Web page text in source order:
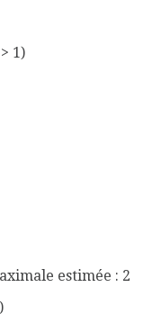
1)
estimée : 2